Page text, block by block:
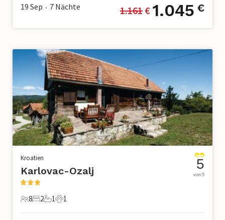
19 Sep • 7 Nächte 1.161 € 1.045 €
Kroatien
Karlovac-Ozalj
8 Gäste
8
2 Schlafzimmer
2
1 Badezimmer
1
1 Haustier
1
5
von 5